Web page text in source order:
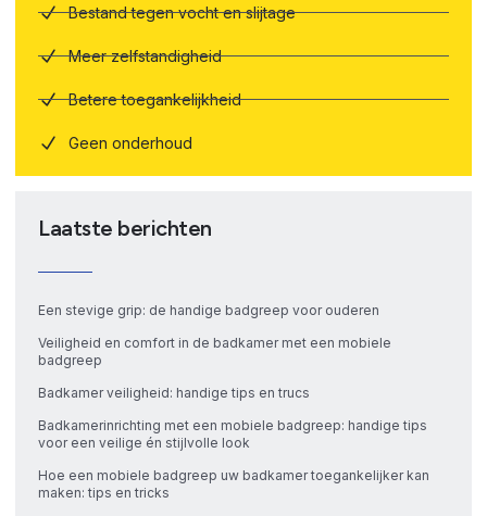
Bestand tegen vocht en slijtage
Meer zelfstandigheid
Betere toegankelijkheid
Geen onderhoud
Laatste berichten
Een stevige grip: de handige badgreep voor ouderen
Veiligheid en comfort in de badkamer met een mobiele
badgreep
Badkamer veiligheid: handige tips en trucs
Badkamerinrichting met een mobiele badgreep: handige tips
voor een veilige én stijlvolle look
Hoe een mobiele badgreep uw badkamer toegankelijker kan
maken: tips en tricks